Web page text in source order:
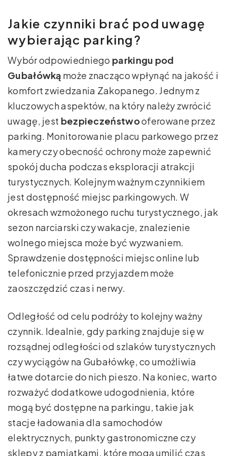
Jakie czynniki brać pod uwagę
wybierając parking?
Wybór odpowiedniego parkingu pod
Gubałówką może znacząco wpłynąć na jakość i
komfort zwiedzania Zakopanego. Jednym z
kluczowych aspektów, na który należy zwrócić
uwagę, jest bezpieczeństwooferowane przez
parking. Monitorowanie placu parkowego przez
kamery czy obecność ochrony może zapewnić
spokój ducha podczas eksploracji atrakcji
turystycznych. Kolejnym ważnym czynnikiem
jest dostępność miejsc parkingowych. W
okresach wzmożonego ruchu turystycznego, jak
sezon narciarski czy wakacje, znalezienie
wolnego miejsca może być wyzwaniem.
Sprawdzenie dostępności miejsc online lub
telefonicznie przed przyjazdem może
zaoszczędzić czas i nerwy.
Odległość od celu podróży to kolejny ważny
czynnik. Idealnie, gdy parking znajduje się w
rozsądnej odległości od szlaków turystycznych
czy wyciągów na Gubałówkę, co umożliwia
łatwe dotarcie do nich pieszo. Na koniec, warto
rozważyć dodatkowe udogodnienia, które
mogą być dostępne na parkingu, takie jak
stacje ładowania dla samochodów
elektrycznych, punkty gastronomiczne czy
sklepy z pamiątkami, które mogą umilić czas